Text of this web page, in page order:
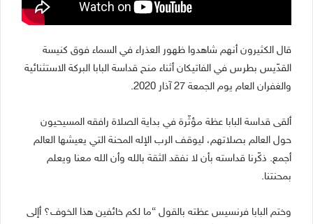
قال الكثيرون أنهم شاهدوا ظهور العذراء في السماء فوق كنيسة
القدّيس بطرس في الفاتيكان أثناء منح قداسة البابا البركة الاستثنائية
والغفران العام يوم الجمعة 27 آذار 2020.
ألقى قداسة البابا عظة مؤثّرة في بداية الصلاة رافقه المسيحيون
حول العالم بصلاتهم، ليوقف الرب الإله المحنة التي يعيشها العالم
أجمع. ذكّرنا قداسته بأن لا نفقد الثقة بالله وأن الله معنا ويعلم
بمحنتنا.
وختم البابا فرنسيس عظته بالقول “ما لكم خائفين هذا الخوف؟ أإلى